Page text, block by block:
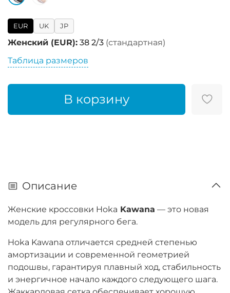
Таблица размеров
В корзину
EUR UK JP
Женский (EUR): 38 2/3 (стандартная)
Описание
Женские кроссовки Hoka Kawana — это новая
модель для регулярного бега.
Hoka Kawana отличается средней степенью
амортизации и современной геометрией
подошвы, гарантируя плавный ход, стабильность
и энергичное начало каждого следующего шага.